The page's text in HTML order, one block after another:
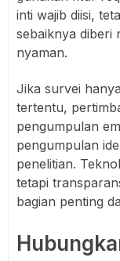
inti wajib diisi,
sebaiknya diberi
nyaman.
Jika survei
tertentu,
pengumpulan
pengumpulan
penelitian.
tetapi
bagian penting